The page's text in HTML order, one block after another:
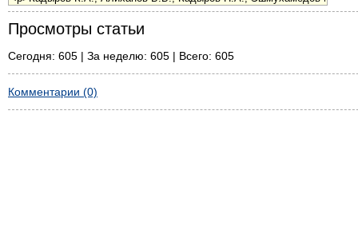
Просмотры статьи
Сегодня: 605 | За неделю: 605 | Всего: 605
Комментарии (0)